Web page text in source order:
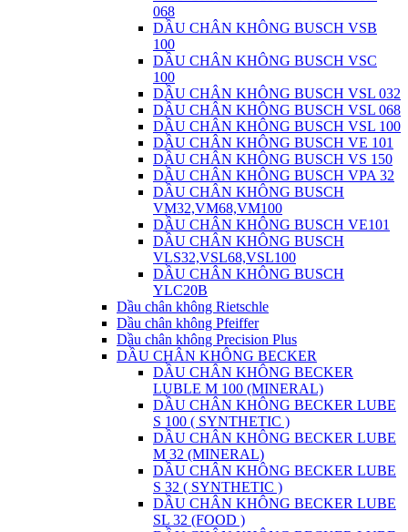
068
DẦU CHÂN KHÔNG BUSCH VSB
100
DẦU CHÂN KHÔNG BUSCH VSC
100
DẦU CHÂN KHÔNG BUSCH VSL 032
DẦU CHÂN KHÔNG BUSCH VSL 068
DẦU CHÂN KHÔNG BUSCH VSL 100
DẦU CHÂN KHÔNG BUSCH VE 101
DẦU CHÂN KHÔNG BUSCH VS 150
DẦU CHÂN KHÔNG BUSCH VPA 32
DẦU CHÂN KHÔNG BUSCH
VM32,VM68,VM100
DẦU CHÂN KHÔNG BUSCH VE101
DẦU CHÂN KHÔNG BUSCH
VLS32,VSL68,VSL100
DẦU CHÂN KHÔNG BUSCH
YLC20B
Dầu chân không Rietschle
Dầu chân không Pfeiffer
Dầu chân không Precision Plus
DẦU CHÂN KHÔNG BECKER
DẦU CHÂN KHÔNG BECKER
LUBLE M 100 (MINERAL)
DẦU CHÂN KHÔNG BECKER LUBE
S 100 ( SYNTHETIC )
DẦU CHÂN KHÔNG BECKER LUBE
M 32 (MINERAL)
DẦU CHÂN KHÔNG BECKER LUBE
S 32 ( SYNTHETIC )
DẦU CHÂN KHÔNG BECKER LUBE
SL 32 (FOOD )